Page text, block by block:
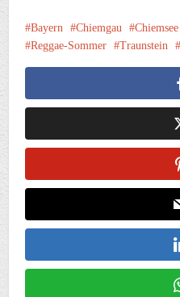
Bayern Chiemgau Chiemsee
Reggae-Sommer
Traunstein